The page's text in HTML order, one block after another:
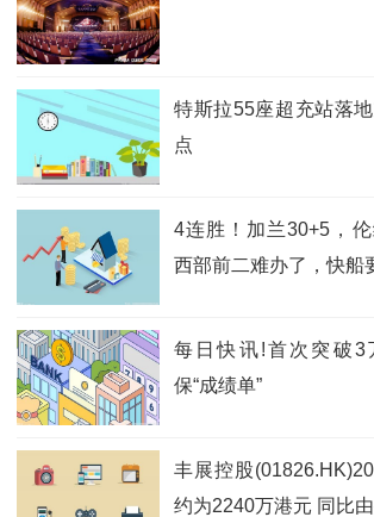
特斯拉55座超充站落
点
4连胜！加兰30+5，伦
西部前二难办了，快船
每日快讯!首次突破3
保“成绩单”
丰展控股
约为2240万港元 同比